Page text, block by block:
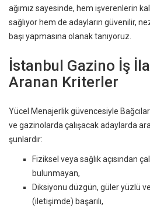
ağımız sayesinde, hem işverenlerin
sağlıyor hem de adayların güvenilir,
başı yapmasına olanak tanıyoruz.
İstanbul Gazino İş
Aranan Kriterler
Yücel Menajerlik güvencesiyle
ve gazinolarda çalışacak adaylarda
şunlardır:
Fiziksel veya sağlık açısından
bulunmayan,
Diksiyonu düzgün, güler yüzlü
(iletişimde) başarılı,